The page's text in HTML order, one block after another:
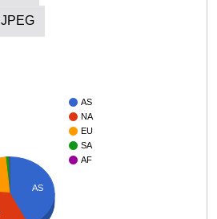
AS
NA
EU
SA
AF
AS